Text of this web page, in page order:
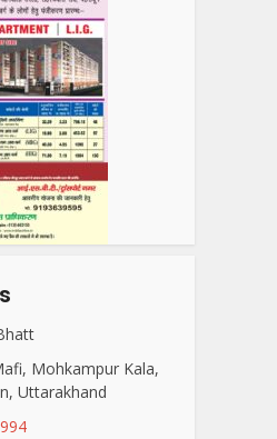
Mohkampur Kala,
Uttarakhand